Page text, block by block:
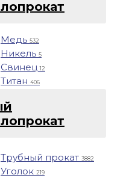
Медь 532
Никель 5
Свинец12
Титан 406
Трубный прокат 3882
Уголок 219